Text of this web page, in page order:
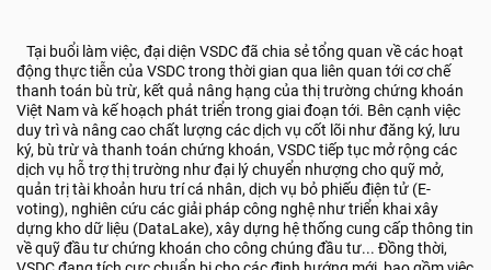
Tại buổi làm việc, đại diện VSDC đã chia sẻ tổng quan về các hoạt
động thực tiễn của VSDC trong thời gian qua liên quan tới cơ chế
thanh toán bù trừ, kết quả nâng hạng của thị trường chứng khoán
Việt Nam và kế hoạch phát triển trong giai đoạn tới. Bên cạnh việc
duy trì và nâng cao chất lượng các dịch vụ cốt lõi như đăng ký, lưu
ký, bù trừ và thanh toán chứng khoán, VSDC tiếp tục mở rộng các
dịch vụ hỗ trợ thị trường như đại lý chuyển nhượng cho quỹ mở,
quản trị tài khoản hưu trí cá nhân, dịch vụ bỏ phiếu điện tử (E-
voting), nghiên cứu các giải pháp công nghệ như triển khai xây
dựng kho dữ liệu (DataLake), xây dựng hệ thống cung cấp thông tin
về quỹ đầu tư chứng khoán cho công chúng đầu tư... Đồng thời,